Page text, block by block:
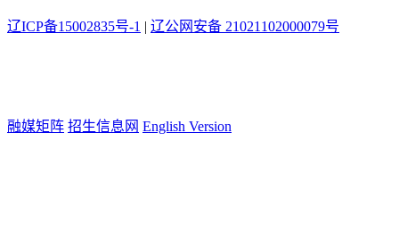
辽ICP备15002835号-1 辽公网安备 21021102000079号
融媒矩阵 招生信息网 English Version